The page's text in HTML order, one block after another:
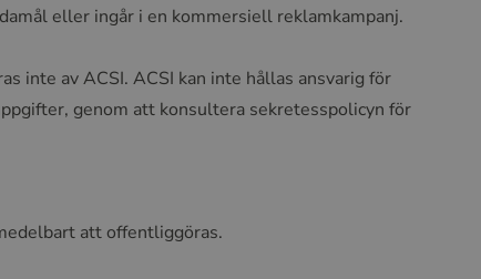
eller ingår i en kommersiell reklamkampanj.
inte av ACSI. ACSI kan inte hållas ansvarig för
genom att konsultera sekretesspolicyn för
att offentliggöras.